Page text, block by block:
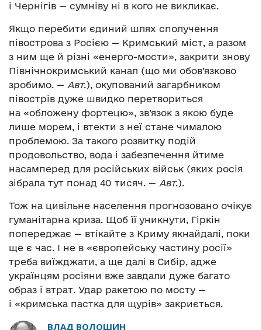
і Чернігів — сумніву ні в кого не викликає.
Якщо перебити єдиний шлях сполучення
півострова з Росією — Кримський міст, а разом
з ним ще й різні «енерго-мости», закрити знову
Північнокримський канал (що ми обов’язково
зробимо. — Авт.), окупований загарбником
півострів дуже швидко перетвориться
на «обложену фортецю», зв’язок з якою буде
лише морем, і втекти з неї стане чималою
проблемою. За такого розвитку подій
продовольство, вода і забезпечення йтиме
насамперед для російських військ (яких росія
зібрала тут понад 40 тисяч. — Авт.).
Тож на цивільне населення прогнозовано очікує
гуманітарна криза. Щоб її уникнути, Гіркін
попереджає — втікайте з Криму якнайдалі, поки
ще є час. І не в «європейську частину росії»
треба виїжджати, а ще далі в Сибір, адже
українцям росіяни вже завдали дуже багато
образ і втрат. Удар ракетою по мосту —
і «кримська пастка для щурів» закриється.
ВЛАД ВОЛОШИН